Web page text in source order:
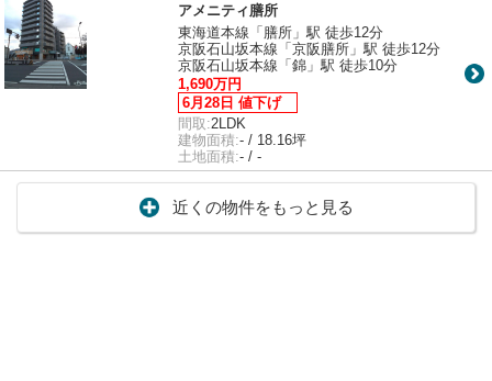
アメニティ膳所
東海道本線「膳所」駅 徒歩12分
京阪石山坂本線「京阪膳所」駅 徒歩12分
京阪石山坂本線「錦」駅 徒歩10分
1,690万円
6月28日 値下げ
間取:2LDK
建物面積:- / 18.16坪
土地面積:- / -
近くの物件をもっと見る